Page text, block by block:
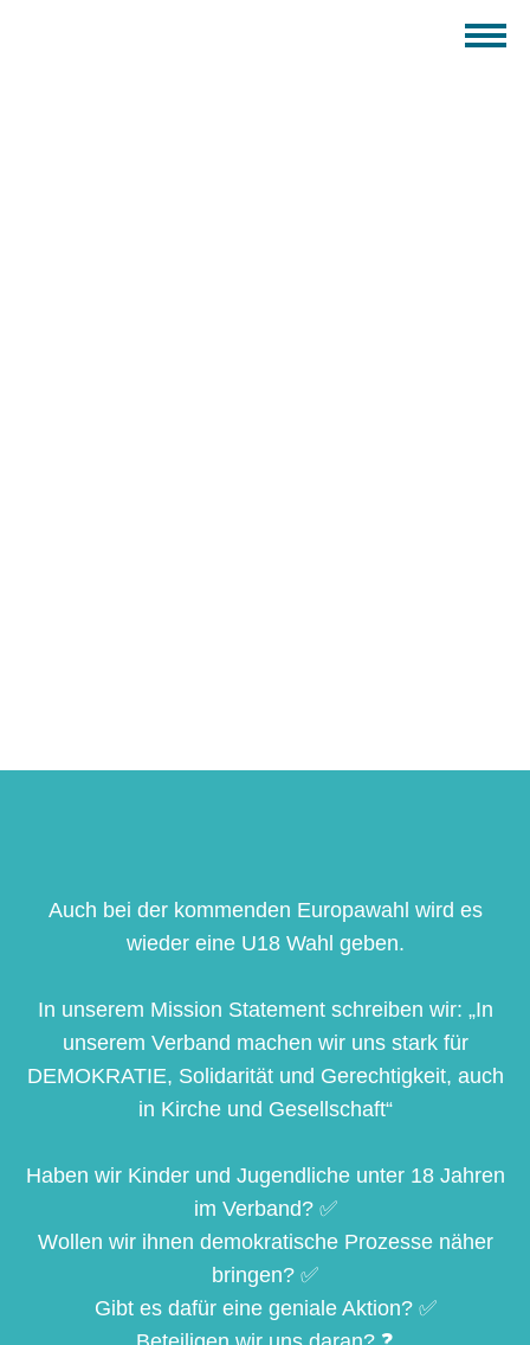
Auch bei der kommenden Europawahl wird es
wieder eine U18 Wahl geben.
In unserem Mission Statement schreiben wir: „In
unserem Verband machen wir uns stark für
DEMOKRATIE, Solidarität und Gerechtigkeit, auch
in Kirche und Gesellschaft“
Haben wir Kinder und Jugendliche unter 18 Jahren
im Verband? ✅
Wollen wir ihnen demokratische Prozesse näher
bringen? ✅
Gibt es dafür eine geniale Aktion? ✅